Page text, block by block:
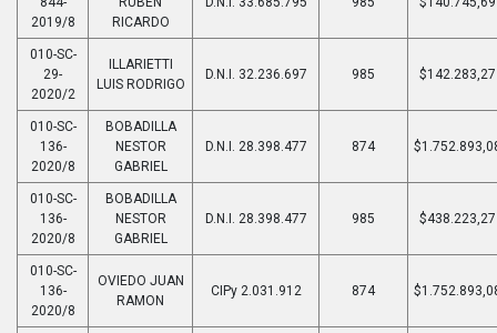
2019/8
RICARDO
010-SC-
29-
2020/2
ILLARIETTI
LUIS RODRIGO
D.N.I. 32.236.697 985 $142.283,27
010-SC-
136-
2020/8
BOBADILLA
NESTOR
GABRIEL
D.N.I. 28.398.477 874
010-SC-
136-
2020/8
BOBADILLA
NESTOR
GABRIEL
D.N.I. 28.398.477 985 $438.223,27
010-SC-
136-
2020/8
OVIEDO JUAN
RAMON
CIPy 2.031.912 874